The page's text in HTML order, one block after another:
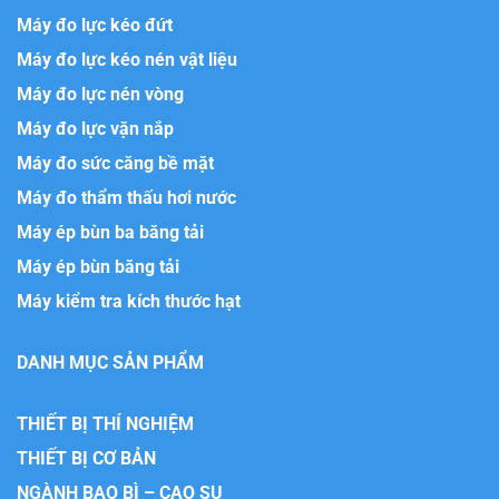
Máy đo lực kéo đứt
Máy đo lực kéo nén vật liệu
Máy đo lực nén vòng
Máy đo lực vặn nắp
Máy đo sức căng bề mặt
Máy đo thẩm thấu hơi nước
Máy ép bùn ba băng tải
Máy ép bùn băng tải
Máy kiểm tra kích thước hạt
DANH MỤC SẢN PHẨM
THIẾT BỊ THÍ NGHIỆM
THIẾT BỊ CƠ BẢN
NGÀNH BAO BÌ – CAO SU